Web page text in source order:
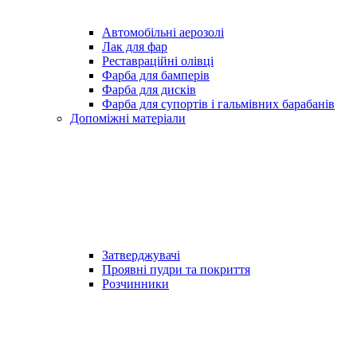
Автомобільні аерозолі
Лак для фар
Реставраційні олівці
Фарба для бамперів
Фарба для дисків
Фарба для супортів і гальмівних барабанів
Допоміжні матеріали
Затверджувачі
Проявні пудри та покриття
Розчинники